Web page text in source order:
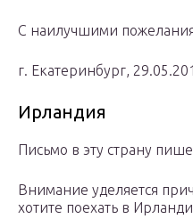
С наилучшими
г. Екатеринбург,
Ирландия
Письмо в эту страну
Внимание уделяется
хотите поехать в